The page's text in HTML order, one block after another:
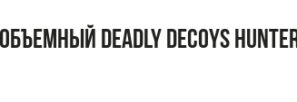
Deadly Decoys